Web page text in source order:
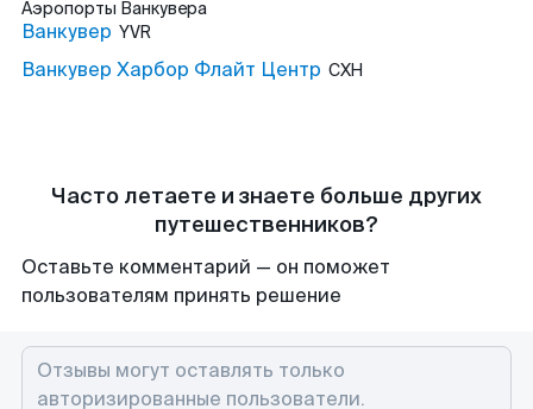
Аэропорты Ванкувера
Ванкувер YVR
Ванкувер Харбор Флайт Центр CXH
Часто летаете и знаете больше других
путешественников?
Оставьте комментарий — он поможет
пользователям принять решение